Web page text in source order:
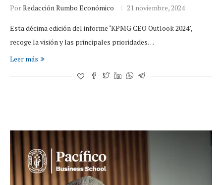
PorRedacción Rumbo Económico 21 noviembre, 2024
Esta décima edición del informe ‘KPMG CEO Outlook 2024’,
recoge la visión y las principales prioridades…
Leer más